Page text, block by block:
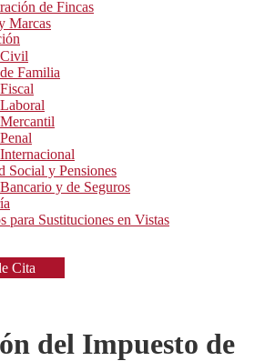
de Fincas
Marcas
Familia
Social y Pensiones
y de Seguros
para Sustituciones en Vistas
Cita
del Impuesto de